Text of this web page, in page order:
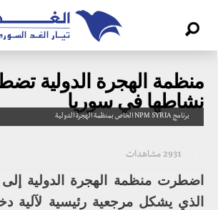
منظمة الهجرة الدولية
نشاطها في سوريا
برنامج NPM SYRIA الخاص بمنظمة الهجرة الدولية
2931 مشاهدات
اضطرت منظمة الهجرة الدولية إلى
الذي يشكل مرجعية رئيسية لآلية